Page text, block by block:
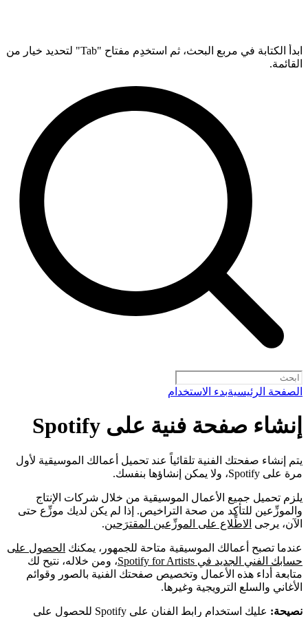
ابدأ الكتابة في مربع البحث، ثم استخدِم مفتاح "Tab" لتحديد خيار من
القائمة.
الصفحة الرئيسيةبدء الاستخدام
إنشاء صفحة فنية على Spotify
يتم إنشاء صفحتك الفنية تلقائياً عند تحميل أعمالك الموسيقية لأول
مرة على Spotify، ولا يمكن إنشاؤها بنفسك.
يلزم تحميل جميع الأعمال الموسيقية من خلال شركات الإنتاج
والموزِّعين للتأكد من صحة التراخيص. إذا لم يكن لديك موزِّع حتى
الآن، يرجى الاطِّلاع على الموزِّعين المقترَحين.
عندما تصبح أعمالك الموسيقية متاحة للجمهور، يمكنك الحصول على
حسابك الفني الجديد في Spotify for Artists
، ومن خلاله، نتيح لك
متابعة أداء هذه الأعمال وتخصيص صفحتك الفنية بالصور وقوائم
الأغاني والسلع الترويجية وغيرها.
نصيحة: عليك استخدام رابط الفنان على Spotify للحصول على